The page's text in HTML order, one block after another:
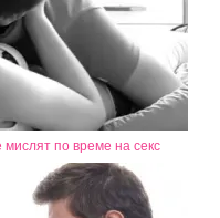
по време на секс